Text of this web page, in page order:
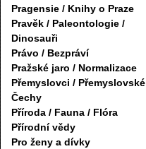
Pragensie / Knihy o Praze
Pravěk / Paleontologie /
Dinosauři
Právo / Bezpráví
Pražské jaro / Normalizace
Přemyslovci / Přemyslovské
Čechy
Příroda / Fauna / Flóra
Přírodní vědy
Pro ženy a dívky